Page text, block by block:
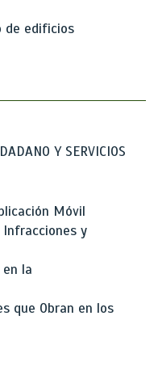
de edificios
Y SERVICIOS
Móvil
y
la
que Obran en los